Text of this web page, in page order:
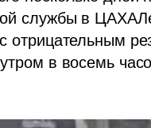
службы в
отрицательным
в восемь